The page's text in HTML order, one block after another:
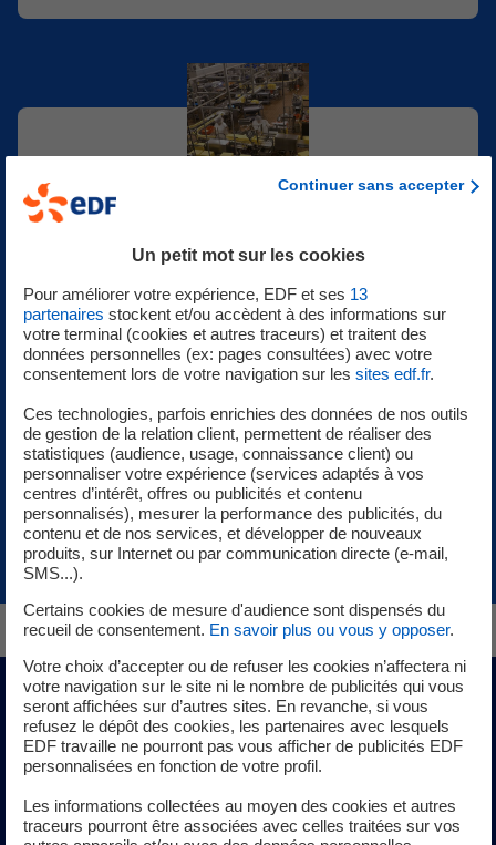
multisites et multifluides pour suivre la performance
énergétique de vos sites. Profitez de l’accompagnement d’un
expert EDF dans la durée pour évaluer l’impact de vos actions
et identifier de nouvelles pistes d’économies d’énergie
En savoir plus Ajouter
Premiers pas vers la transition
énergétique
Quelle que soit la taille de votre entreprise, vous pouvez
Continuer sans accepter
Un petit mot sur les cookies
Pour améliorer votre expérience, EDF et ses 13
partenaires stockent et/ou accèdent à des informations sur
votre terminal (cookies et autres traceurs) et traitent des
données personnelles (ex: pages consultées) avec votre
consentement lors de votre navigation sur les sites edf.fr.
Ces technologies, parfois enrichies des données de nos outils
de gestion de la relation client, permettent de réaliser des
statistiques (audience, usage, connaissance client) ou
personnaliser votre expérience (services adaptés à vos
centres d’intérêt, offres ou publicités et contenu
personnalisés), mesurer la performance des publicités, du
contenu et de nos services, et développer de nouveaux
produits, sur Internet ou par communication directe (e-mail,
SMS...).
Certains cookies de mesure d'audience sont dispensés du
recueil de consentement. En savoir plus ou vous y opposer.
Votre choix d’accepter ou de refuser les cookies n’affectera ni
votre navigation sur le site ni le nombre de publicités qui vous
seront affichées sur d’autres sites. En revanche, si vous
refusez le dépôt des cookies, les partenaires avec lesquels
EDF travaille ne pourront pas vous afficher de publicités EDF
personnalisées en fonction de votre profil.
Les informations collectées au moyen des cookies et autres
traceurs pourront être associées avec celles traitées sur vos